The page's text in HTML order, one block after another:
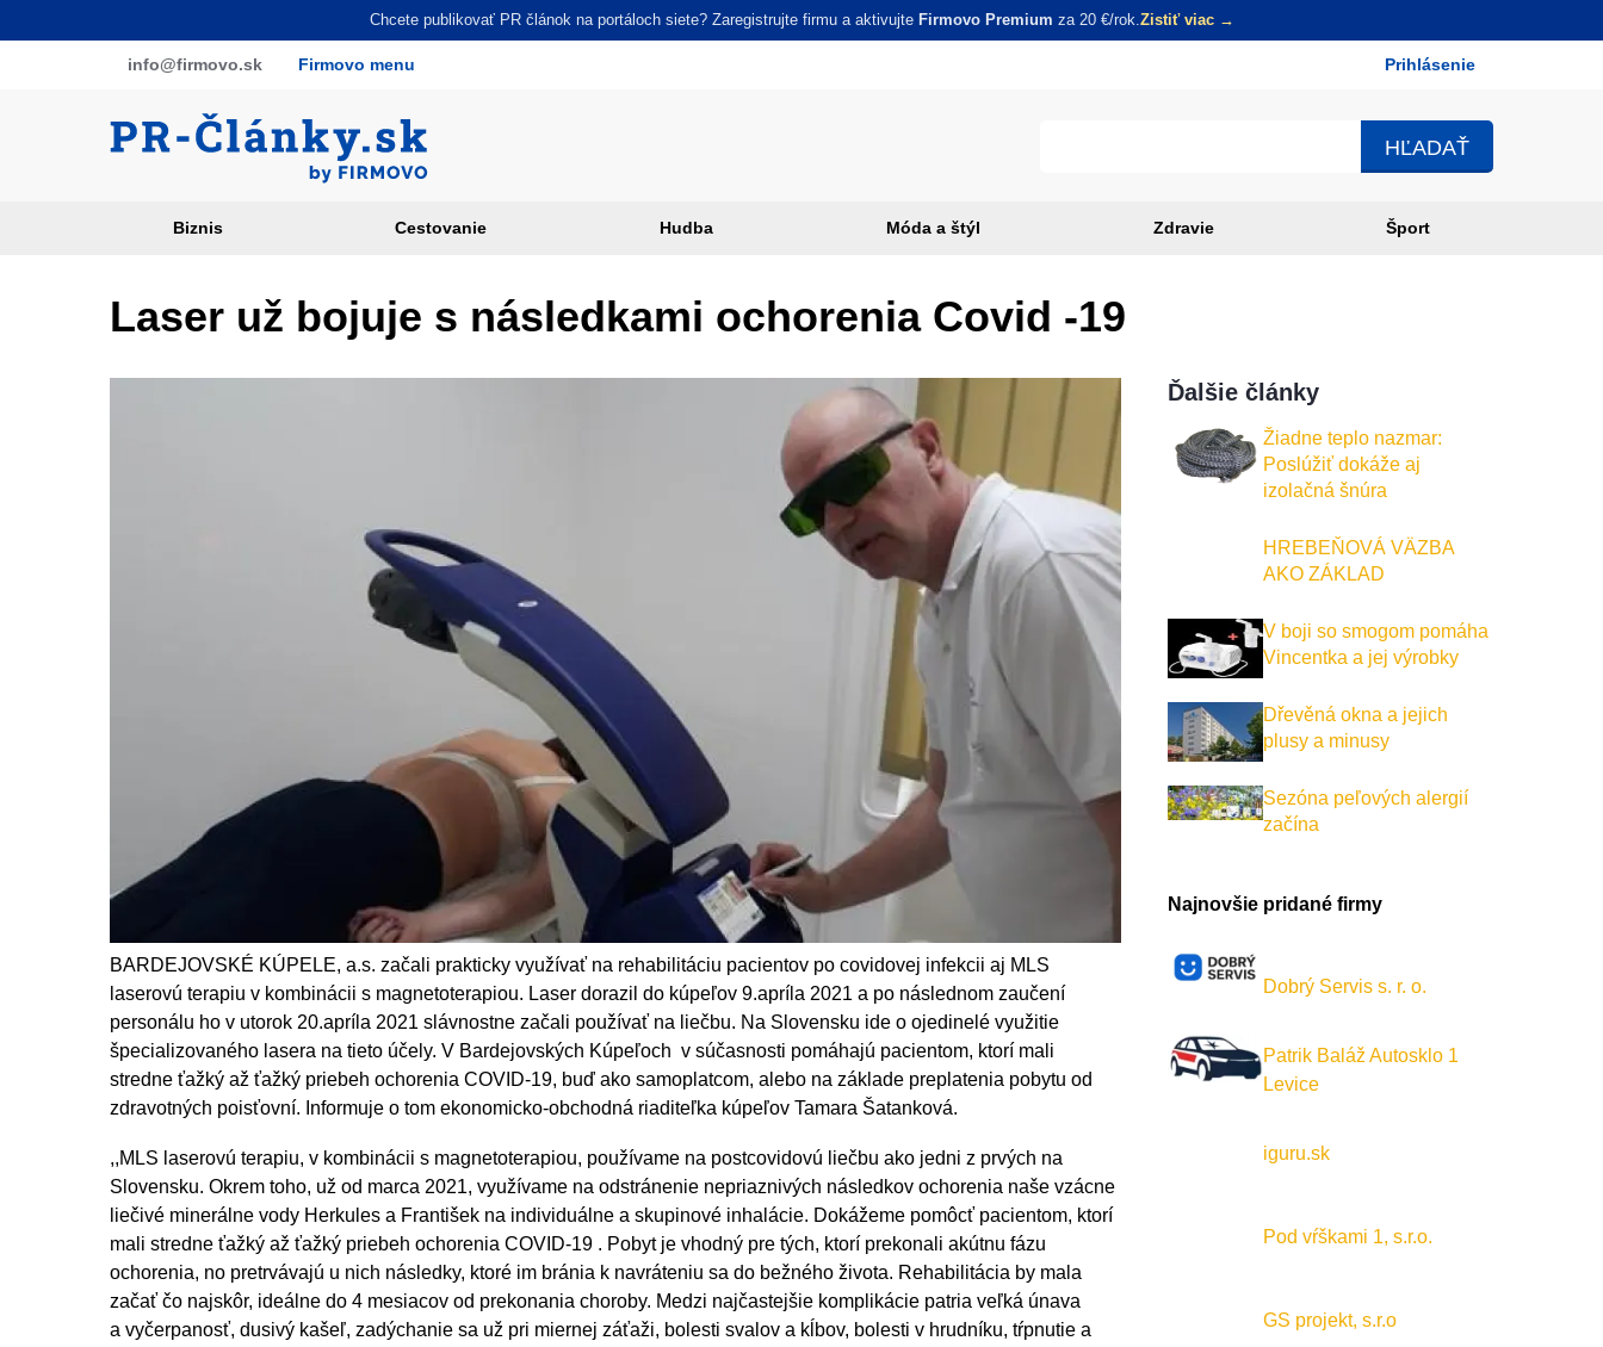
na
Chcete publikovať PR článok na portáloch siete? Zaregistrujte firmu a aktivujte Firmovo Premium za 20 €/rok.Zistiť viac →
info@firmovo.sk Firmovo menu
menu
Prihlásenie
Biznis Cestovanie Hudba Móda a štýl Zdravie Šport
Laser už bojuje s následkami ochorenia Covid -19
BARDEJOVSKÉ KÚPELE, a.s. začali prakticky využívať na rehabilitáciu pacientov po covidovej infekcii aj MLS
laserovú terapiu v kombinácii s magnetoterapiou. Laser dorazil do kúpeľov 9.apríla 2021 a po následnom zaučení
personálu ho v utorok 20.apríla 2021 slávnostne začali používať na liečbu. Na Slovensku ide o ojedinelé využitie
špecializovaného lasera na tieto účely. V Bardejovských Kúpeľoch v súčasnosti pomáhajú pacientom, ktorí mali
stredne ťažký až ťažký priebeh ochorenia COVID-19, buď ako samoplatcom, alebo na základe preplatenia pobytu od
zdravotných poisťovní. Informuje o tom ekonomicko-obchodná riaditeľka kúpeľov Tamara Šatanková.
,,MLS laserovú terapiu, v kombinácii s magnetoterapiou, používame na postcovidovú liečbu ako jedni z prvých na
Slovensku. Okrem toho, už od marca 2021, využívame na odstránenie nepriaznivých následkov ochorenia naše vzácne
liečivé minerálne vody Herkules a František na individuálne a skupinové inhalácie. Dokážeme pomôcť pacientom, ktorí
mali stredne ťažký až ťažký priebeh ochorenia COVID-19 . Pobyt je vhodný pre tých, ktorí prekonali akútnu fázu
ochorenia, no pretrvávajú u nich následky, ktoré im bránia k navráteniu sa do bežného života. Rehabilitácia by mala
začať čo najskôr, ideálne do 4 mesiacov od prekonania choroby. Medzi najčastejšie komplikácie patria veľká únava
a vyčerpanosť, dusivý kašeľ, zadýchanie sa už pri miernej záťaži, bolesti svalov a kĺbov, bolesti v hrudníku, tŕpnutie a
Ďalšie články
Žiadne teplo nazmar:
Poslúžiť dokáže aj
izolačná šnúra
HREBEŇOVÁ VÄZBA
AKO ZÁKLAD
V boji so smogom pomáha
Vincentka a jej výrobky
Dřevěná okna a jejich
plusy a minusy
Sezóna peľových alergií
začína
Najnovšie pridané firmy
Dobrý Servis s. r. o.
Patrik Baláž Autosklo 1
Levice
iguru.sk
Pod vŕškami 1, s.r.o.
GS projekt, s.r.o